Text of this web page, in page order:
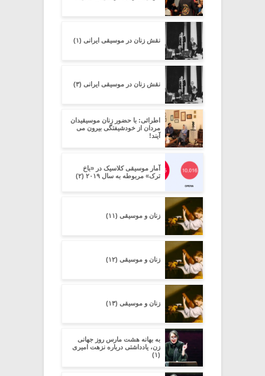
نقش زنان در موسیقی ایرانی (۱)
نقش زنان در موسیقی ایرانی (۳)
اطرائی: با حضور زنان موسیقیدان
مردان از خودشیفتگی بیرون می
آیند!
آمار موسیقی کلاسیک در «باخ
ترک» مربوطه به سال ۲۰۱۹ (۲)
زنان و موسیقی (۱۱)
زنان و موسیقی (۱۲)
زنان و موسیقی (۱۳)
به بهانه هشت مارس روز جهانی
زن، یادداشتی درباره نزهت امیری
(۱)